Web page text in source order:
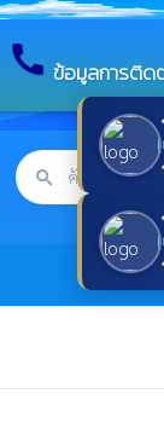
call ข้อมูลการติด
search